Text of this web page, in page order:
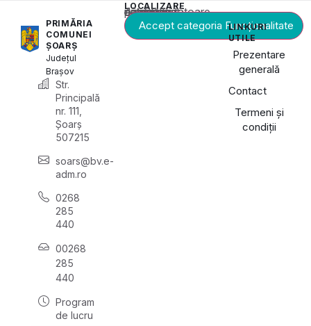
PRIMĂRIA
COMUNEI
ȘOARȘ
Județul
Brașov
Str.
Principală
nr. 111,
Șoarș
507215
soars@bv.e-
adm.ro
0268
285
440
00268
285
440
Program
de lucru
LOCALIZARE
Acest conținut este blocat până când acceptați categoria corespunzătoare de cookie-uri.
Accept categoria Funcționalitate
LINKURI
UTILE
Prezentare
generală
Contact
Termeni și
condiții